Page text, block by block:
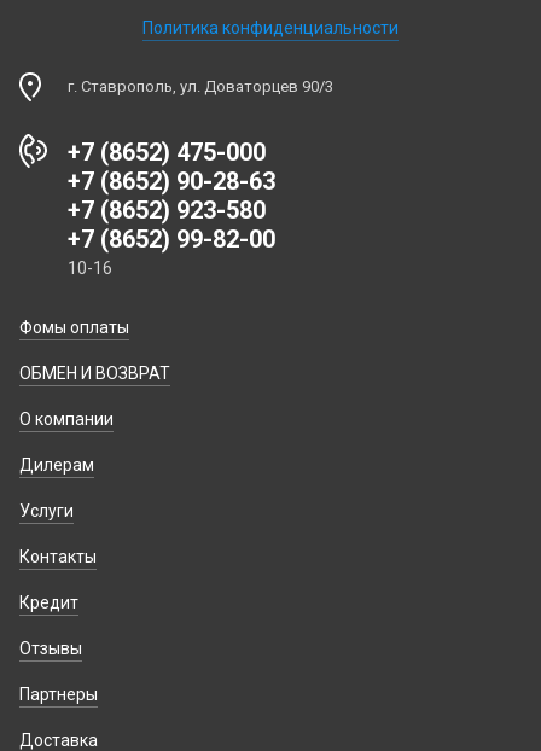
Политика конфиденциальности
г. Ставрополь, ул. Доваторцев 90/3
+7 (8652) 475-000
+7 (8652) 90-28-63
+7 (8652) 923-580
+7 (8652) 99-82-00
10-16
Фомы оплаты
ОБМЕН И ВОЗВРАТ
О компании
Дилерам
Услуги
Контакты
Кредит
Отзывы
Партнеры
Доставка